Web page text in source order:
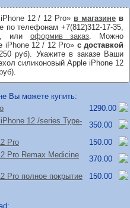
12 / 12 Pro» в магазине в
по телефонам +7(812)312-17-35,
или оформив заказ . Можно
iPhone 12 / 12 Pro» с доставкой
руб). Укажите в заказе Ваши
силиконовый Apple iPhone 12
Вы можете купить:
1290.00
12 /series Type-
350.00
Pro
150.00
Pro Remax Medicine
370.00
Pro полное покрытие 150.00